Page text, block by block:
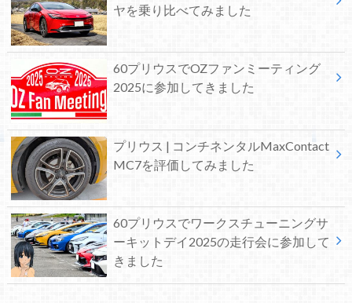
ヤを乗り比べてみました
60プリウスでOZファンミーティング
2025に参加してきました
プリウス | コンチネンタルMaxContact
MC7を評価してみました
60プリウスでワークスチューニングサ
ーキットデイ2025の走行会に参加して
きました